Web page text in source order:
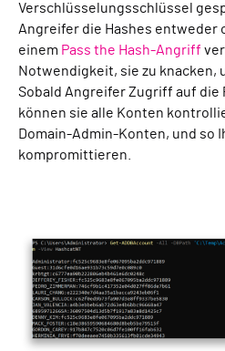
Verschlüsselungsschlüssel
Angreifer die Hashes entweder
einem Pass the Hash-Angriff
Notwendigkeit, sie zu knacken,
Sobald Angreifer Zugriff auf die
können sie alle Konten
Domain-Admin-Konten, und so
kompromittieren.